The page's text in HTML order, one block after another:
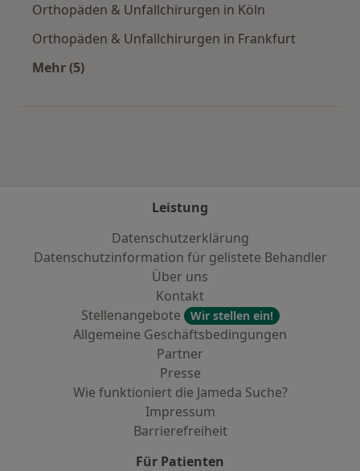
Orthopäden & Unfallchirurgen in Köln
Orthopäden & Unfallchirurgen in Frankfurt
Mehr (5)
Leistung
Datenschutzerklärung
Datenschutzinformation für gelistete Behandler
Über uns
Kontakt
Stellenangebote
Wir stellen ein!
Allgemeine Geschäftsbedingungen
Partner
Presse
Wie funktioniert die Jameda Suche?
Impressum
Barrierefreiheit
Für Patienten